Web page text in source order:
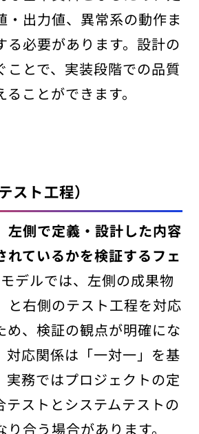
・出力値、異常系の動作ま
る必要があります。設計の
ことで、実装段階での品質
ことができます。
スト工程）
左側で定義・設計した内容
れているかを検証するフェ
デルでは、左側の成果物
と右側のテスト工程を対応
め、検証の観点が明確にな
対応関係は「一対一」を基
実務ではプロジェクトの定
テストとシステムテストの
合う場合があります。